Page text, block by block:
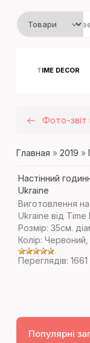
TIME DECOR
Фото-звіт
Главная » 2019 »
Настінний
Ukraine
Виготовлення
Ukraine від Time
Розмір: 35см.
Колір: Червоний,
Переглядів: 1661
Популярні